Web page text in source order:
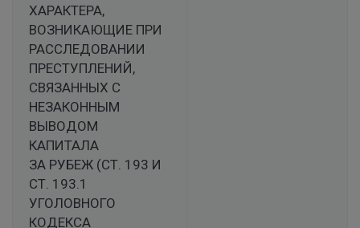
ХАРАКТЕРА,
ВОЗНИКАЮЩИЕ ПРИ
РАССЛЕДОВАНИИ
ПРЕСТУПЛЕНИЙ,
СВЯЗАННЫХ С
НЕЗАКОННЫМ
ВЫВОДОМ
КАПИТАЛА
ЗА РУБЕЖ (СТ. 193 И
СТ. 193.1
УГОЛОВНОГО
КОДЕКСА